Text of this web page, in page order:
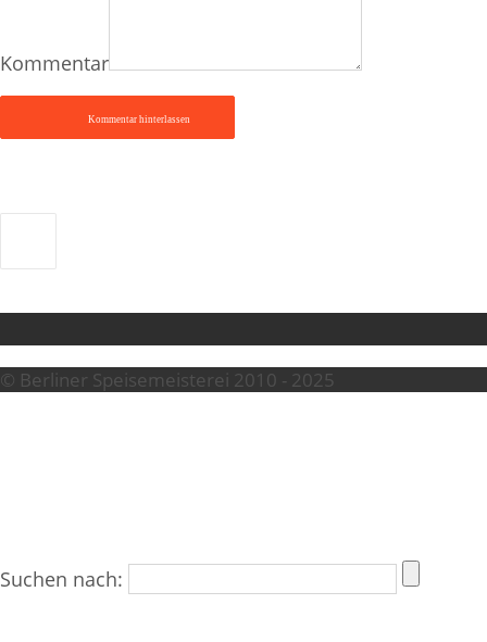
Kommentar
Kommentar hinterlassen
© Berliner Speisemeisterei 2010 - 2025
Suchen nach: